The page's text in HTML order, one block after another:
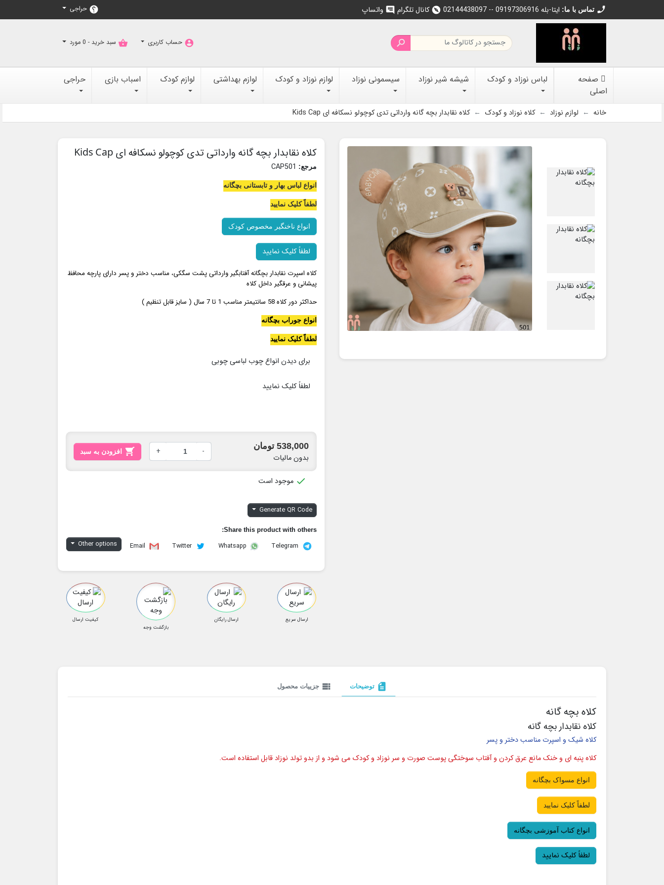
call تماس با ما: 02144438097 -- 09197306916 ایتا-بله explore کانال تلگرام chat واتساپ help حراجی

account_circle حساب کاربری shopping_basket سبد خرید - 0 مورد
صفحه
اصلی
لباس نوزاد و کودک شیشه شیر نوزاد سیسمونی نوزاد لوازم نوزاد و کودک لوازم بهداشتی لوازم کودک اسباب بازی حراجی
خانه لوازم نوزاد کلاه نوزاد و کودک کلاه نقابدار بچه گانه وارداتی تدی کوچولو نسکافه ای Kids Cap
کلاه نقابدار بچه گانه وارداتی تدی کوچولو نسکافه ای Kids Cap
مرجع:
انواع لباس بهار و تابستانی بچگانه
لطفاً کلیک نمایید
انواع ناخنگیر مخصوص کودک
لطفاً کلیک نمایید
کلاه اسپرت نقابدار بچگانه آفتابگیر وارداتی پشت سگکی، مناسب دختر و پسر دارای پارچه محافظ
پیشانی و عرقگیر داخل کلاه
حداکثر دور کلاه 58 سانتیمتر مناسب 1 تا 7 سال (
سایز قابل تنظیم )
انواع جوراب بچگانه
لطفاً کلیک نمایید
برای دیدن انواع چوب لباسی چوبی
لطفاً کلیک نمایید
538,000 تومان
بدون مالیات
-
+

 موجود است
Generate QR Code
Share this product with others:
Telegram
Whatsapp
Twitter
Email
Other options
ارسال سریع
ارسال رایگان
بازگشت وجه
کیفیت ارسال
description توضیحات view_list جزییات محصول
کلاه بچه گانه
کلاه نقابدار بچه گانه
کلاه شیک و اسپرت مناسب دختر و پسر
کلاه پنبه ای و خنک مانع عرق کردن و آفتاب سوختگی پوست صورت و سر نوزاد و کودک می شود و از بدو تولد نوزاد قابل استفاده است.
انواع مسواک بچگانه
لطفاً کلیک نمایید
انواع کتاب آموزشی بچگانه
لطفاً کلیک نمایید